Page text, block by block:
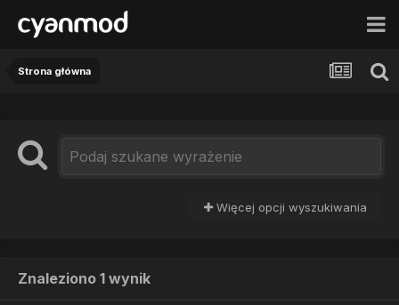
Strona główna
Więcej opcji wyszukiwania
Znaleziono 1 wynik